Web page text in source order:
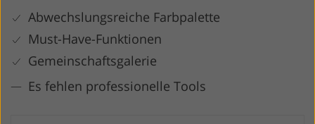
Abwechslungsreiche Farbpalette
Must-Have-Funktionen
Gemeinschaftsgalerie
Es fehlen professionelle Tools